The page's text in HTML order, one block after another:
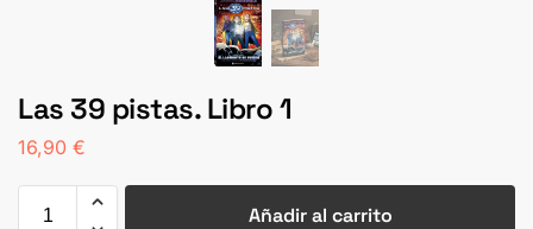
Las 39 pistas. Libro 1
16,90 €
Añadir al carrito